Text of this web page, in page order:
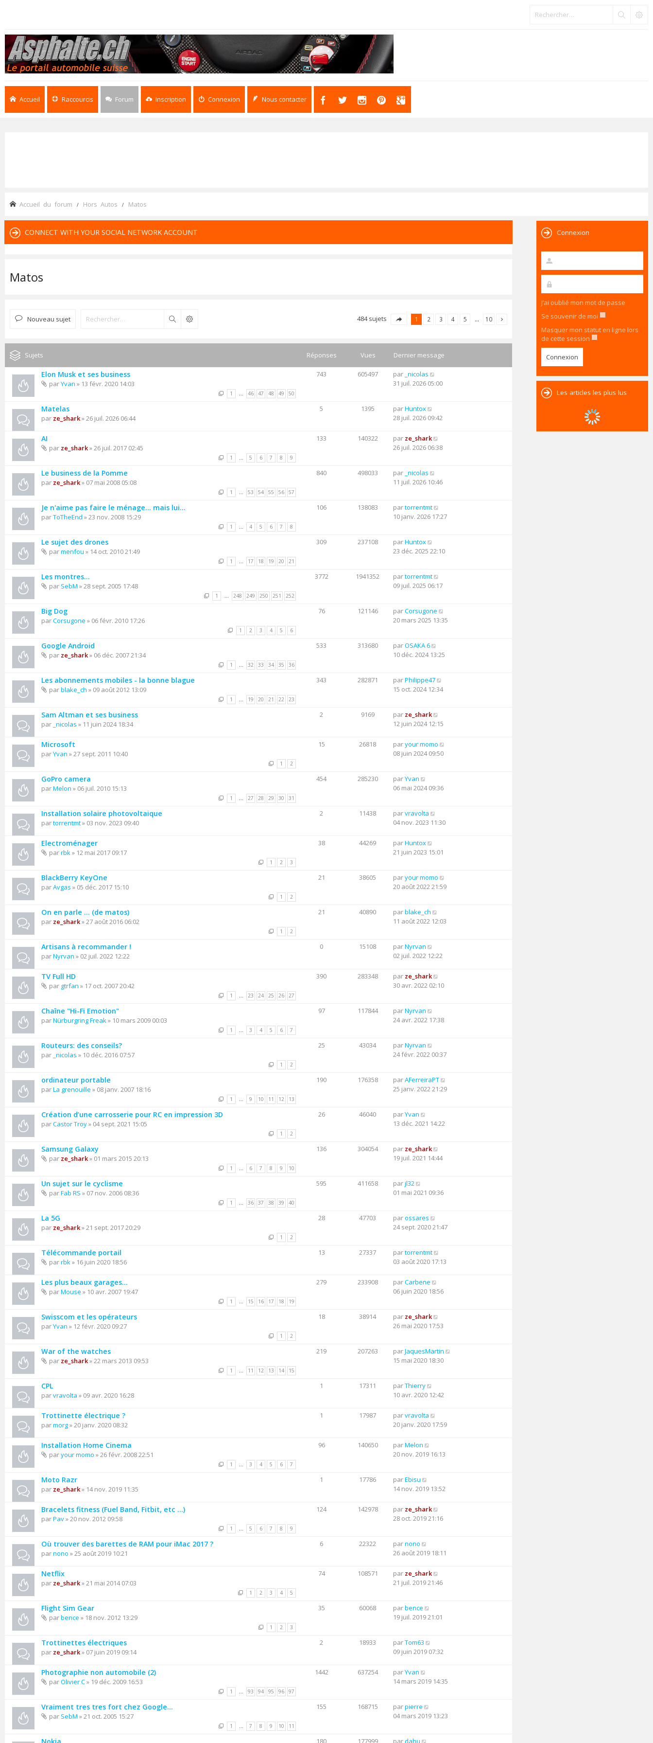
Accueil Raccourcis Forum Inscription Connexion Nous contacter
Accueil du forum Hors Autos Matos
CONNECT WITH YOUR SOCIAL NETWORK ACCOUNT
Matos
Nouveau sujet Rechercher 484 sujets 1 2 3 4 5 … 10
Sujets Réponses Vues Dernier message
Elon Musk et ses business
parYvan » 13 févr. 2020 14:03
1 … 46 47 48 49 50
743 605497 par _nicolas
31 juil. 2026 05:00
Matelas
par ze_shark» 26 juil. 2026 06:44
5 1395 parHuntox
28 juil. 2026 09:42
AI
par ze_shark» 26 juil. 2017 02:45
1 … 5 6 7 8 9
133 140322 par ze_shark
26 juil. 2026 06:38
Le business de la Pomme
par ze_shark» 07 mai 2008 05:08
1 … 53 54 55 56 57
840 498033 par _nicolas
11 juil. 2026 10:46
Je n'aime pas faire le ménage... mais lui...
parToTheEnd » 23 nov. 2008 15:29
1 … 4 5 6 7 8
106 138083 partorrentmt
10 janv. 2026 17:27
Le sujet des drones
parmenfou » 14 oct. 2010 21:49
1 … 17 18 19 20 21
309 237108 parHuntox
23 déc. 2025 22:10
Les montres...
par SebM » 28 sept. 2005 17:48
1 … 248 249 250 251 252
3772 1941352 partorrentmt
09 juil. 2025 06:17
Big Dog
parCorsugone » 06 févr. 2010 17:26
1 2 3 4 5 6
76 121146 parCorsugone
20 mars 2025 13:35
Google Android
par ze_shark» 06 déc. 2007 21:34
1 … 32 33 34 35 36
533 313680 parOSAKA 6
10 déc. 2024 13:25
Les abonnements mobiles - la bonne blague
parblake_ch » 09 août 2012 13:09
1 … 19 20 21 22 23
343 282871 parPhilippe47
15 oct. 2024 12:34
Sam Altman et ses business
par _nicolas » 11 juin 2024 18:34
2 9169 par ze_shark
12 juin 2024 12:15
Microsoft
parYvan » 27 sept. 2011 10:40
1 2
15 26818 paryour momo
08 juin 2024 09:50
GoPro camera
parMelon » 06 juil. 2010 15:13
1 … 27 28 29 30 31
454 285230 parYvan
06 mai 2024 09:36
Installation solaire photovoltaique
partorrentmt» 03 nov. 2023 09:40
2 11438 parvravolta
04 nov. 2023 11:30
Electroménager
parrbk» 12 mai 2017 09:17
1 2 3
38 44269 parHuntox
21 juin 2023 15:01
BlackBerry KeyOne
parAvgas » 05 déc. 2017 15:10
1 2
21 38605 paryour momo
20 août 2022 21:59
On en parle ... (de matos)
par ze_shark» 27 août 2016 06:02
1 2
21 40890 parblake_ch
11 août 2022 12:03
Artisans à recommander !
parNyrvan » 02 juil. 2022 12:22
0 15108 parNyrvan
02 juil. 2022 12:22
TV Full HD
par gtrfan » 17 oct. 2007 20:42
1 … 23 24 25 26 27
390 283348 par ze_shark
30 avr. 2022 02:10
Chaîne "Hi-Fi Emotion"
parNürburgring Freak» 10 mars 2009 00:03
1 … 3 4 5 6 7
97 117844 parNyrvan
24 avr. 2022 17:38
Routeurs: des conseils?
par _nicolas » 10 déc. 2016 07:57
1 2
25 43034 parNyrvan
24 févr. 2022 00:37
ordinateur portable
parLa grenouille » 08 janv. 2007 18:16
1 … 9 10 11 12 13
190 176358 parAFerreiraPT
25 janv. 2022 21:29
Création d’une carrosserie pour RC en impression 3D
parCastor Troy» 04 sept. 2021 15:05
1 2
26 46040 parYvan
13 déc. 2021 14:22
Samsung Galaxy
par ze_shark» 01 mars 2015 20:13
1 … 6 7 8 9 10
136 304054 par ze_shark
19 juil. 2021 14:44
Un sujet sur le cyclisme
parFab RS » 07 nov. 2006 08:36
1 … 36 37 38 39 40
595 411658 parjl32
01 mai 2021 09:36
La 5G
par ze_shark» 21 sept. 2017 20:29
1 2
28 47703 parossares
24 sept. 2020 21:47
Télécommande portail
parrbk» 16 juin 2020 18:56
13 27337 partorrentmt
03 août 2020 17:13
Les plus beaux garages...
parMouse » 10 avr. 2007 19:47
1 … 15 16 17 18 19
279 233908 parCarbene
06 juin 2020 18:56
Swisscom et les opérateurs
parYvan » 12 févr. 2020 09:27
1 2
18 38914 par ze_shark
26 mai 2020 17:53
War of the watches
par ze_shark» 22 mars 2013 09:53
1 … 11 12 13 14 15
219 207263 parJaquesMartin
15 mai 2020 18:30
CPL
parvravolta » 09 avr. 2020 16:28
1 17311 parThierry
10 avr. 2020 12:42
Trottinette électrique ?
parmorg» 20 janv. 2020 08:32
1 17987 parvravolta
20 janv. 2020 17:59
Installation Home Cinema
paryour momo » 26 févr. 2008 22:51
1 … 3 4 5 6 7
96 140650 parMelon
20 nov. 2019 16:13
Moto Razr
par ze_shark» 14 nov. 2019 11:35
1 17786 parEbisu
14 nov. 2019 13:52
Bracelets fitness (Fuel Band, Fitbit, etc ...)
parPav» 20 nov. 2012 09:58
1 … 5 6 7 8 9
124 142978 par ze_shark
28 oct. 2019 21:16
Où trouver des barettes de RAM pour iMac 2017 ?
parnono » 25 août 2019 10:21
6 22322 parnono
26 août 2019 18:11
Netflix
par ze_shark» 21 mai 2014 07:03
1 2 3 4 5
74 108571 par ze_shark
21 juil. 2019 21:46
Flight Sim Gear
parbence » 18 nov. 2012 13:29
1 2 3
35 60068 parbence
19 juil. 2019 21:01
Trottinettes électriques
par ze_shark» 07 juin 2019 09:14
2 18933 parTom63
09 juin 2019 07:32
Photographie non automobile (2)
parOlivier C» 19 déc. 2009 16:53
1 … 93 94 95 96 97
1442 637254 parYvan
14 mars 2019 14:35
Vraiment tres tres fort chez Google...
par SebM » 21 oct. 2005 15:27
1 … 7 8 9 10 11
155 168715 parpierre
04 mars 2019 13:23
180 177999 pardahu
Connexion
J’ai oublié mon mot de passe
Se souvenir de moi
Masquer mon statut en ligne lors
de cette session
Les articles les plus lus